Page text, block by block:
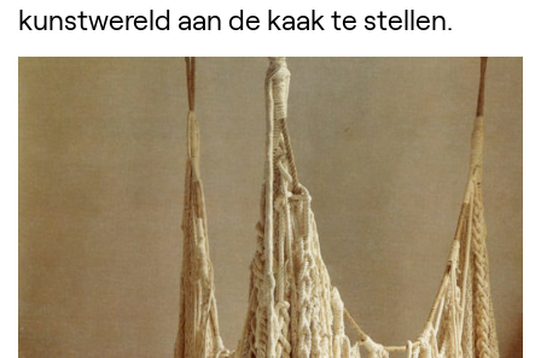
kunstwereld aan de kaak te stellen.